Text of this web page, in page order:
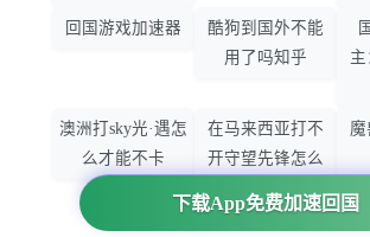
下载App免费加速回国
回国游戏加速器
酷狗到国外不能
用了吗知乎
澳洲打sky光·遇怎
么才能不卡
在马来西亚打不
开守望先锋怎么
办
魔